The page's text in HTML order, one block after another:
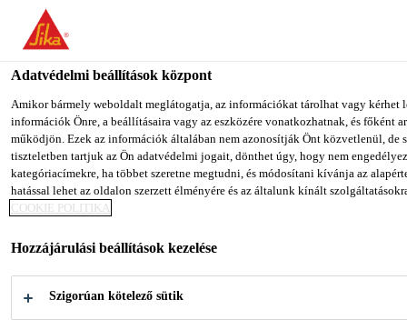
You are accessing "Sika Magyarország", it seems you are
website for your country.
TO SIKA USA STAY ON SIKA MAGYARORSZÁG
Sika Magyarország
SIKA
1990 óta a magyar piacon
Adatvédelmi beállítások központ
Amikor bármely weboldalt meglátogatja, az információkat tárolhat vagy kérhet
információk Önre, a beállításaira vagy az eszközére vonatkozhatnak, és főként
működjön. Ezek az információk általában nem azonosítják Önt közvetlenül,
tiszteletben tartjuk az Ön adatvédelmi jogait, dönthet úgy, hogy nem
kategóriacímekre, ha többet szeretne megtudni, és módosítani kívánja az
hatással lehet az oldalon szerzett élményére és az általunk kínált
COOKIE POLITIKA
Hozzájárulási beállítások kezelése
Szigorúan kötelező sütik